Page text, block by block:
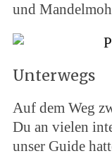
und
Unterwegs
Auf dem Weg
Du an vielen
unser Guide